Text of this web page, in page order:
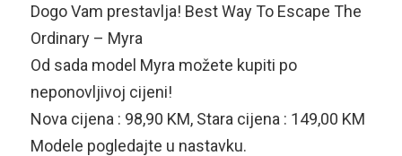
Dogo Vam prestavlja! Best Way To Escape The
Ordinary – Myra
Od sada model Myra možete kupiti po
neponovljivoj cijeni!
Nova cijena : 98,90 KM, Stara cijena : 149,00 KM
Modele pogledajte u nastavku.